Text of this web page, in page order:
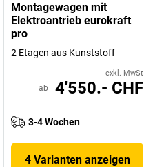
Montagewagen mit
Elektroantrieb eurokraft
pro
2 Etagen aus Kunststoff
exkl. MwSt
ab 4'550.- CHF
3-4 Wochen
4 Varianten anzeigen